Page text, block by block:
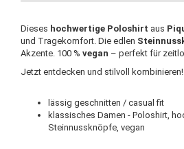
Dieses hochwertige Poloshirt aus
und Tragekomfort. Die edlen
Akzente. 100 % vegan – perfekt für
Jetzt entdecken und stilvoll kombinieren!
lässig geschnitten / casual fit
klassisches Damen - Poloshirt,
Steinnussknöpfe, vegan